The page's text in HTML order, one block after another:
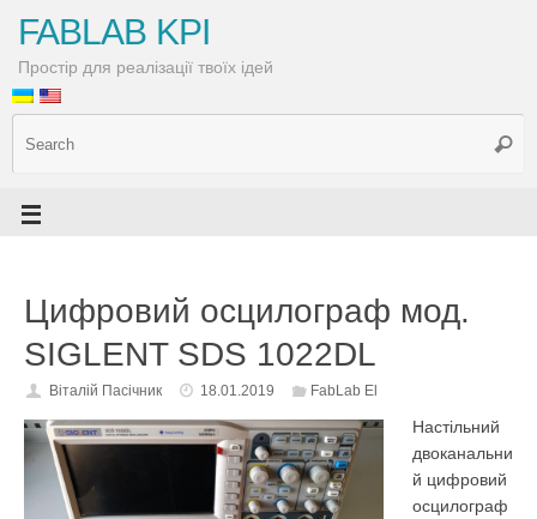
FABLAB KPI
Простір для реалізації твоїх ідей
Цифровий осцилограф мод.
SIGLENT SDS 1022DL
Віталій Пасічник 18.01.2019 FabLab El
Настільний
двоканальни
й цифровий
осцилограф